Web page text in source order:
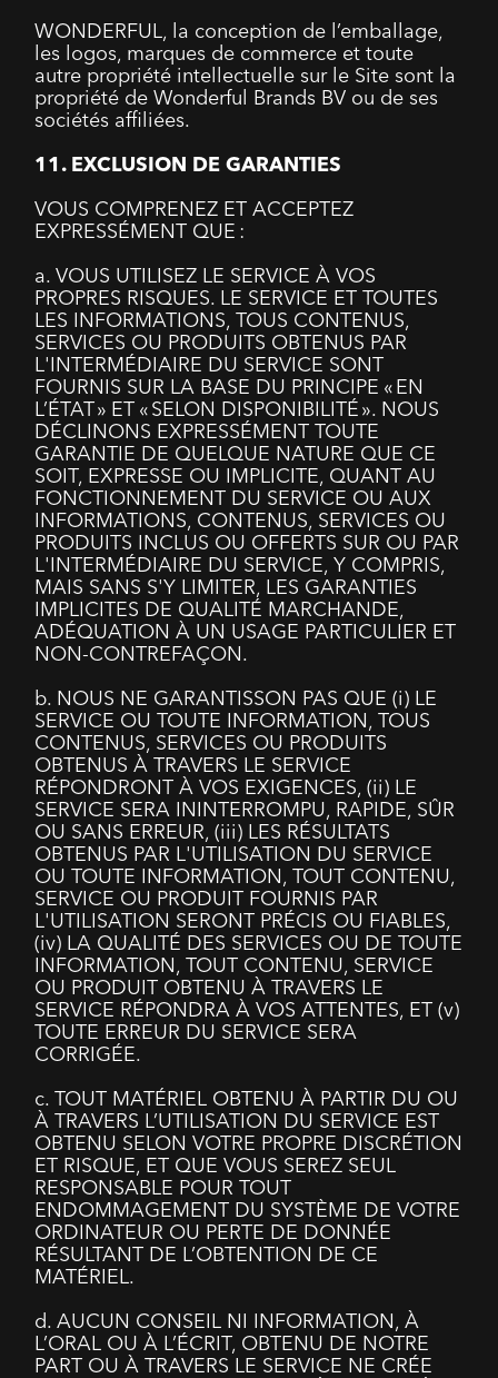
WONDERFUL, la conception de l’emballage,
les logos, marques de commerce et toute
autre propriété intellectuelle sur le Site sont la
propriété de Wonderful Brands BV ou de ses
sociétés affiliées.
11. EXCLUSION DE GARANTIES
VOUS COMPRENEZ ET ACCEPTEZ
EXPRESSÉMENT QUE :
a. VOUS UTILISEZ LE SERVICE À VOS
PROPRES RISQUES. LE SERVICE ET TOUTES
LES INFORMATIONS, TOUS CONTENUS,
SERVICES OU PRODUITS OBTENUS PAR
L'INTERMÉDIAIRE DU SERVICE SONT
FOURNIS SUR LA BASE DU PRINCIPE « EN
L’ÉTAT » ET « SELON DISPONIBILITÉ ». NOUS
DÉCLINONS EXPRESSÉMENT TOUTE
GARANTIE DE QUELQUE NATURE QUE CE
SOIT, EXPRESSE OU IMPLICITE, QUANT AU
FONCTIONNEMENT DU SERVICE OU AUX
INFORMATIONS, CONTENUS, SERVICES OU
PRODUITS INCLUS OU OFFERTS SUR OU PAR
L'INTERMÉDIAIRE DU SERVICE, Y COMPRIS,
MAIS SANS S'Y LIMITER, LES GARANTIES
IMPLICITES DE QUALITÉ MARCHANDE,
ADÉQUATION À UN USAGE PARTICULIER ET
NON-CONTREFAÇON.
b. NOUS NE GARANTISSON PAS QUE (i) LE
SERVICE OU TOUTE INFORMATION, TOUS
CONTENUS, SERVICES OU PRODUITS
OBTENUS À TRAVERS LE SERVICE
RÉPONDRONT À VOS EXIGENCES, (ii) LE
SERVICE SERA ININTERROMPU, RAPIDE, SÛR
OU SANS ERREUR, (iii) LES RÉSULTATS
OBTENUS PAR L'UTILISATION DU SERVICE
OU TOUTE INFORMATION, TOUT CONTENU,
SERVICE OU PRODUIT FOURNIS PAR
L'UTILISATION SERONT PRÉCIS OU FIABLES,
(iv) LA QUALITÉ DES SERVICES OU DE TOUTE
INFORMATION, TOUT CONTENU, SERVICE
OU PRODUIT OBTENU À TRAVERS LE
SERVICE RÉPONDRA À VOS ATTENTES, ET (v)
TOUTE ERREUR DU SERVICE SERA
CORRIGÉE.
c. TOUT MATÉRIEL OBTENU À PARTIR DU OU
À TRAVERS L’UTILISATION DU SERVICE EST
OBTENU SELON VOTRE PROPRE DISCRÉTION
ET RISQUE, ET QUE VOUS SEREZ SEUL
RESPONSABLE POUR TOUT
ENDOMMAGEMENT DU SYSTÈME DE VOTRE
ORDINATEUR OU PERTE DE DONNÉE
RÉSULTANT DE L’OBTENTION DE CE
MATÉRIEL.
d. AUCUN CONSEIL NI INFORMATION, À
L’ORAL OU À L’ÉCRIT, OBTENU DE NOTRE
PART OU À TRAVERS LE SERVICE NE CRÉE